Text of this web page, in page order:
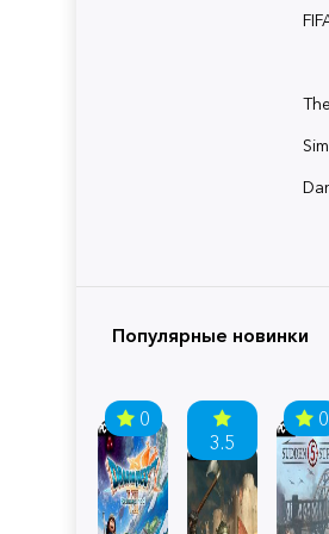
The
Популярные новинки
0
3.5
0